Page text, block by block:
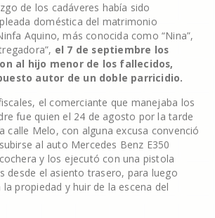
de los cadáveres había sido
doméstica del matrimonio
Aquino, más conocida como “Nina”,
el 7 de septiembre los
al hijo menor de los fallecidos,
autor de un doble parricidio.
el comerciante que manejaba los
fue quien el 24 de agosto por la tarde
calle Melo, con alguna excusa convenció
al auto Mercedes Benz E350
y los ejecutó con una pistola
desde el asiento trasero, para luego
propiedad y huir de la escena del